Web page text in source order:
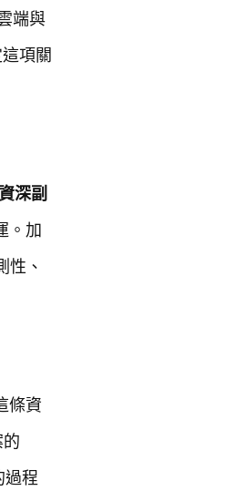
端與
項關
深副
。加
性、
條資
過程